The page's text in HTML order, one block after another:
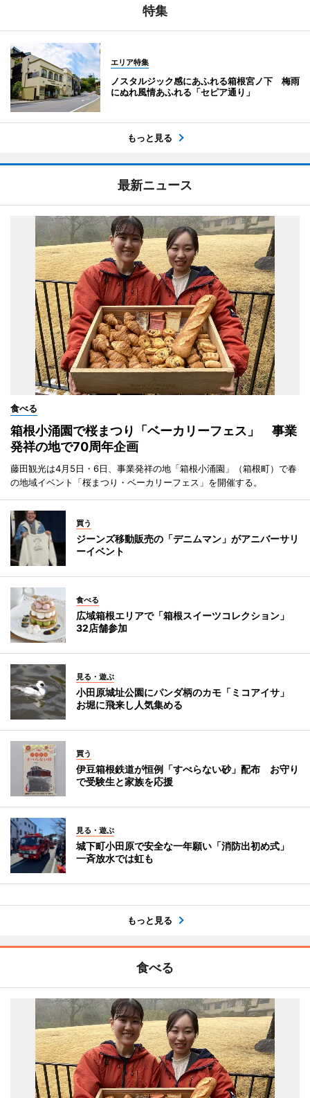
特集
エリア特集
ノスタルジック感にあふれる箱根宮ノ下 梅雨
にぬれ風情あふれる「セピア通り」
もっと見る
最新ニュース
食べる
箱根小涌園で桜まつり「ベーカリーフェス」 事業
発祥の地で70周年企画
藤田観光は4月5日・6日、事業発祥の地「箱根小涌園」（箱根町）で春
の地域イベント「桜まつり・ベーカリーフェス」を開催する。
買う
ジーンズ移動販売の「デニムマン」がアニバーサリ
ーイベント
食べる
広域箱根エリアで「箱根スイーツコレクション」
32店舗参加
見る・遊ぶ
小田原城址公園にパンダ柄のカモ「ミコアイサ」
お堀に飛来し人気集める
買う
伊豆箱根鉄道が恒例「すべらない砂」配布 お守り
で受験生と家族を応援
見る・遊ぶ
城下町小田原で安全な一年願い「消防出初め式」
一斉放水では虹も
もっと見る
食べる